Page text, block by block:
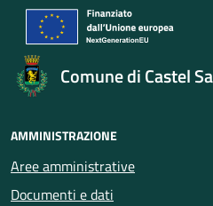
Comune di Castel
AMMINISTRAZIONE
Aree amministrative
Documenti e dati